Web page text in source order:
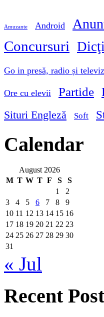
Amuzante Android
Concursuri
Go in presă, radio și
Ore cu elevii Partide
Situri Engleză Soft
Calendar
August 2026
M T W T F S
S
1
2
3
4 5 6 7 8
9
10 11 12 13 14 15 16
17 18 19 20 21 22 23
24 25 26 27 28 29 30
31
« Jul
Recent